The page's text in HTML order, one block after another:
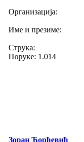
Организација:
Име и презиме:
Струка:
Поруке: 1.014
Зоран Ђорђевић